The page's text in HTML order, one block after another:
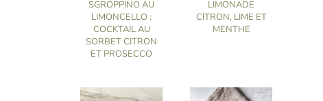
SGROPPINO AU
LIMONCELLO :
COCKTAIL AU
SORBET CITRON
ET PROSECCO
LIMONADE
CITRON, LIME ET
MENTHE